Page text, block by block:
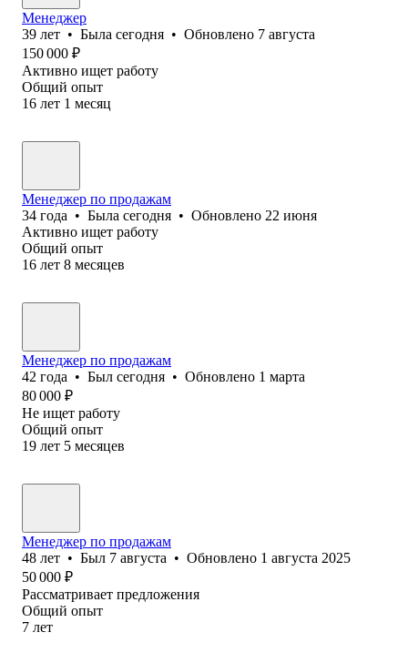
Менеджер
39 лет • Была сегодня • Обновлено 7 августа
150 000 ₽
Активно ищет работу
Общий опыт
16 лет 1 месяц
Менеджер по продажам
34 года • Была сегодня • Обновлено 22 июня
Активно ищет работу
Общий опыт
16 лет 8 месяцев
Менеджер по продажам
42 года • Был сегодня • Обновлено 1 марта
80 000 ₽
Не ищет работу
Общий опыт
19 лет 5 месяцев
Менеджер по продажам
48 лет • Был 7 августа • Обновлено 1 августа 2025
50 000 ₽
Рассматривает предложения
Общий опыт
7 лет